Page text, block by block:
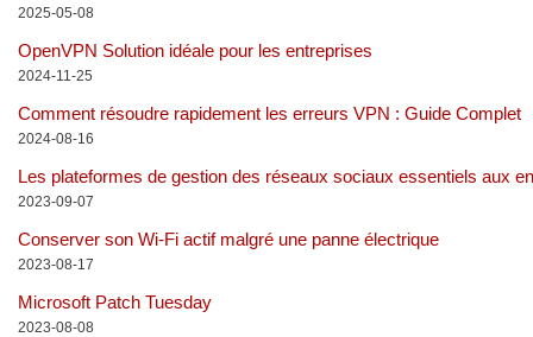
2025-05-08
OpenVPN Solution idéale pour les entreprises
2024-11-25
Comment résoudre rapidement les erreurs VPN : Guide Complet
2024-08-16
Les plateformes de gestion des réseaux sociaux essentiels aux
2023-09-07
Conserver son Wi-Fi actif malgré une panne électrique
2023-08-17
Microsoft Patch Tuesday
2023-08-08